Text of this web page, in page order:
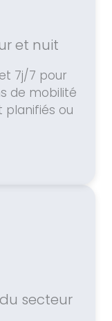
et nuit
7j/7 pour
de mobilité
planifiés ou
secteur